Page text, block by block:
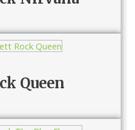
Queen